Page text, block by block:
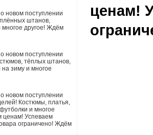
новом поступлении
штанов,
другое! Ждём
новом поступлении
тёплых штанов,
на зиму и многое
новом поступлении
Костюмы, платья,
и многое
ценам! Успеваем
ограничено! Ждём
ценам!